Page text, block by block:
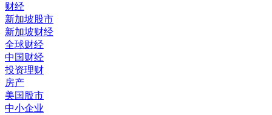
财经
新加坡股市
新加坡财经
全球财经
中国财经
投资理财
房产
美国股市
中小企业